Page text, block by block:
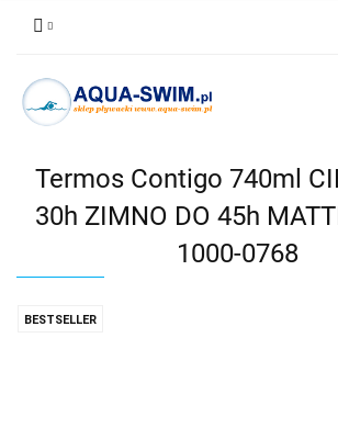
Termos Contigo 740ml
30h ZIMNO DO 45h
1000-0768
BESTSELLER